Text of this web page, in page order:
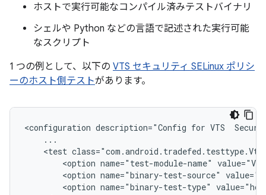
ホストで実行可能なコンパイル済みテストバイナリ
シェルや Python などの言語で記述された実行可能
なスクリプト
1 つの例として、以下の VTS セキュリティ SELinux ポリシ
ーのホスト側テストがあります。
<configuration description="Config for VTS
    ...
<test
<option name="test-module-name"
<option name="binary-test-source"
<option name="binary-test-type"